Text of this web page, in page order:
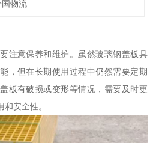
国物流
注意保养和维护。虽然玻璃钢盖板具
，但在长期使用过程中仍然需要定期
板有破损或变形等情况，需要及时更
安全性。